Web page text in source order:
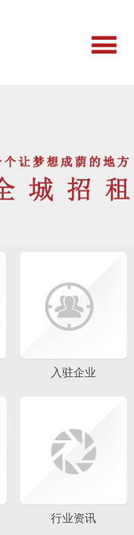
入驻企业
行业资讯